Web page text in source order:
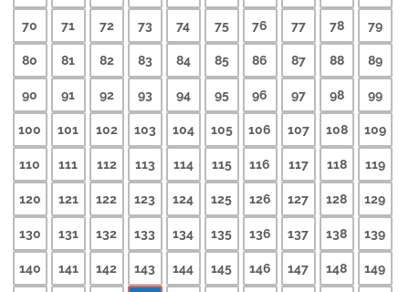
70 71 72 73 74 75 76 77 78 79
80 81 82 83 84 85 86 87 88 89
90 91 92 93 94 95 96 97 98 99
100 101 102 103 104 105 106 107 108 109
110 111 112 113 114 115 116 117 118 119
120 121 122 123 124 125 126 127 128 129
130 131 132 133 134 135 136 137 138 139
140 141 142 143 144 145 146 147 148 149